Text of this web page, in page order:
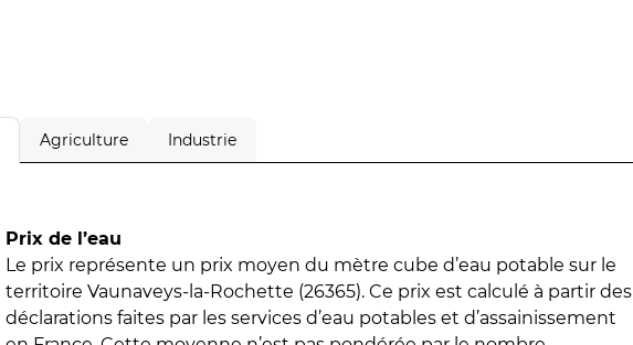
Agriculture Industrie
Prix de l’eau
Le prix représente un prix moyen du mètre cube d’eau potable sur le
territoire Vaunaveys-la-Rochette (26365). Ce prix est calculé à partir des
déclarations faites par les services d’eau potables et d’assainissement